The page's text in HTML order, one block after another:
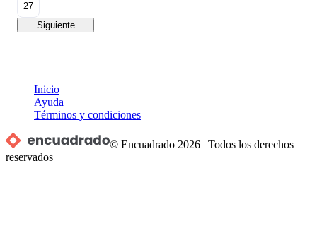
27
Siguiente
Inicio
Ayuda
Términos y condiciones
© Encuadrado 2026 |Todos los derechos
reservados